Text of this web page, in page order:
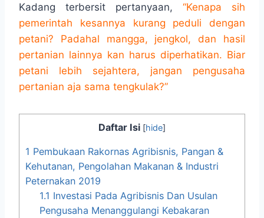
Kadang terbersit pertanyaan, “Kenapa sih
pemerintah kesannya kurang peduli dengan
petani? Padahal mangga, jengkol, dan hasil
pertanian lainnya kan harus diperhatikan. Biar
petani lebih sejahtera, jangan pengusaha
pertanian aja sama tengkulak?”
Daftar Isi [hide]
1 Pembukaan Rakornas Agribisnis, Pangan &
Kehutanan, Pengolahan Makanan & Industri
Peternakan 2019
1.1 Investasi Pada Agribisnis Dan Usulan
Pengusaha Menanggulangi Kebakaran